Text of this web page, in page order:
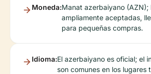
Moneda:Manat azerbaiyano (AZN);
ampliamente aceptadas,
para pequeñas compras.
Idioma:El azerbaiyano es oficial; el
son comunes en los lugares